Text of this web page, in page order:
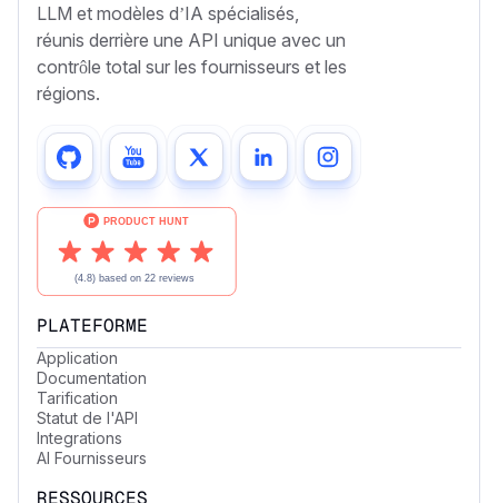
LLM et modèles d’IA spécialisés,
réunis derrière une API unique avec un
contrôle total sur les fournisseurs et les
régions.
PLATEFORME
Application
Documentation
Tarification
Statut de l'API
Integrations
AI Fournisseurs
RESSOURCES